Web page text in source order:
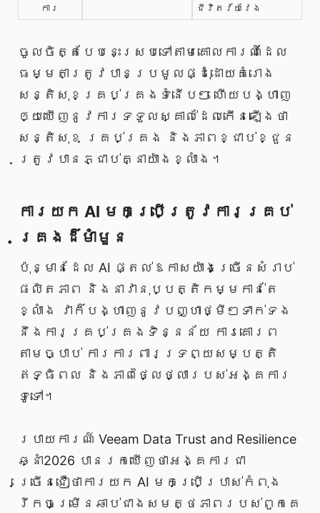
ការ
ជីវិតវ័យវែង
ចូលចិត្តបែបនេះស្របទៅតាមគោលការណ៍ដែល
ធម្មតាត្រូវបានប្រមូលផ្ដុំដោយគំរោង
សន្តិសុខគ្រប់គ្រងទំនើបៗ ហើយបង្ហាញ
ឲ្យឃើញនូវការទទួលស្គាល់ដែលកើនឡើងថា
សន្តិសុខ គ្រប់គ្រង និងភាពខ្ជាប់ខ្ជួន
ត្រូវបានភ្ជាប់គ្នាយ៉ាងខ្លាំង។
ការយក AI មកប្រើត្រូវការគ្រប់
គ្រងដ៏មាំមួន
ប៉ុន្មានដែល AI ផ្តល់ឱកាសយ៉ាងច្រើនសំរាប់
ផលិតភាព និងនាវានុប្បត្តិកម្មកាន់តែ
ខ្លាំង វាក៏បង្ហាញនូវបញ្ហាថ្មីៗទាក់ទង
នឹងការគ្រប់គ្រងទិន្នន័យ ការគោរព
តាមច្បាប់ ការការពារទ្រព្យសម្បត្តិ
ឥទ្ធិពល និងភាពថ្លៃថ្លារបស់អង្គការ
ទូទៅ។
របាយការណ៍ Veeam Data Trust and Resilience
ឆ្នាំ2026 បានរកឃើញថាអង្គការជា
ច្រើនជឿថាការយក AI មកប្រើប្រាស់កំពុង
រីកចម្រើនឆាប់ជាងសមត្ថភាពរបស់ពួកគេ